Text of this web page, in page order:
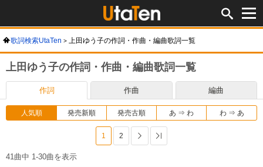
歌詞検索UtaTen 上田ゆう子の作詞・作曲・編曲歌詞一覧
上田ゆう子の作詞・作曲・編曲歌詞一覧
作詞 作曲 編曲
人気順 発売新順 発売古順 あ ⇒ わ わ ⇒ あ
1 2 次へ
41曲中 1-30曲を表示